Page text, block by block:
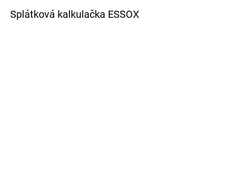
Splátková kalkulačka ESSOX